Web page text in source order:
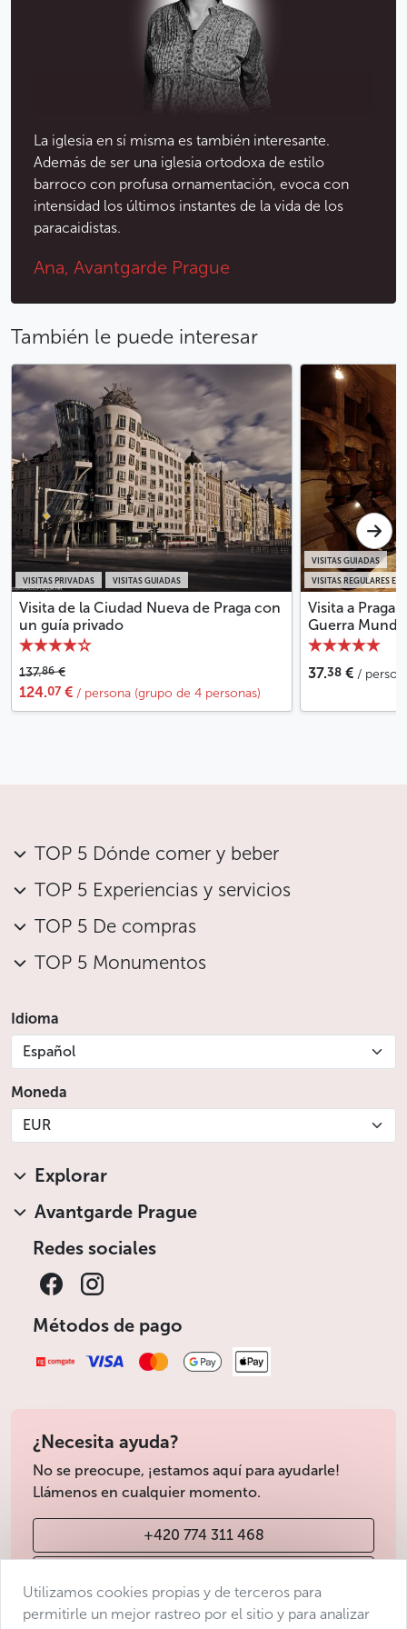
Menos
La iglesia en sí misma es también interesante.
Además de ser una iglesia ortodoxa de estilo
barroco con profusa ornamentación, evoca con
intensidad los últimos instantes de la vida de los
paracaidistas.
Ana, Avantgarde Prague
También le puede interesar
VISITAS PRIVADAS VISITAS GUIADAS
Visita de la Ciudad Nueva de Praga con
un guía privado
137.86€
124.07 € / persona (grupo de 4 personas)
VISITAS REGULARES EN
VISITAS GUIADAS
Visita a Praga
Guerra
37.38 € /
TOP 5 Dónde comer y beber
TOP 5 Experiencias y servicios
TOP 5 De compras
TOP 5 Monumentos
Idioma
Español
Moneda
EUR
Explorar
Avantgarde Prague
Redes sociales
Métodos de pago
¿Necesita ayuda?
No se preocupe, ¡estamos aquí para ayudarle!
Llámenos en cualquier momento.
+420 774 311 468
Utilizamos cookies propias y de terceros para
permitirle un mejor rastreo por el sitio y para analizar